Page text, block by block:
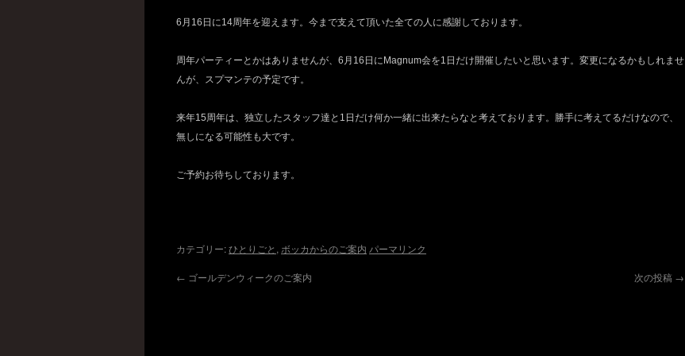
6月16日に14周年を迎えます。今まで支えて頂いた全ての人に感謝しております。
周年パーティーとかはありませんが、6月16日にMagnum会を1日だけ開催したいと思います。変更になるかもしれませ
んが、スプマンテの予定です。
来年15周年は、独立したスタッフ達と1日だけ何か一緒に出来たらなと考えております。勝手に考えてるだけなので、
無しになる可能性も大です。
ご予約お待ちしております。
カテゴリー:ひとりごと , ボッカからのご案内 パーマリンク
← ゴールデンウィークのご案内 次の投稿 →